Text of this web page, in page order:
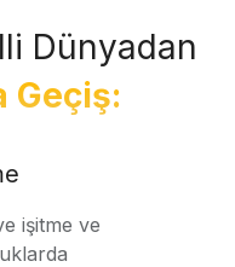
Dünyadan
Geçiş:
işitme ve